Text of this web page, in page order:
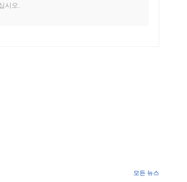
업그레이드에 대한 헌신은 암호화폐 공간에서 지
시오.
모든 뉴스